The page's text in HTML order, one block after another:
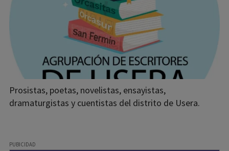
Prosistas, poetas, novelistas, ensayistas,
dramaturgistas y cuentistas del distrito de Usera.